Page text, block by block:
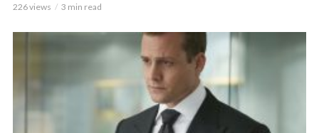
226 views 3 min read